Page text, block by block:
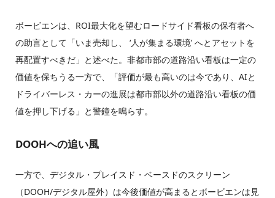
ボービエンは、ROI最大化を望むロードサイド看板の保有者へ
の助言として「いま売却し、 ‘人が集まる環境’ へとアセットを
再配置すべきだ」と述べた。非都市部の道路沿い看板は一定の
価値を保ちうる一方で、「評価が最も高いのは今であり、AIと
ドライバーレス・カーの進展は都市部以外の道路沿い看板の価
値を押し下げる」と警鐘を鳴らす。
DOOHへの追い風
一方で、デジタル・プレイスド・ベースドのスクリーン
（DOOH/デジタル屋外）は今後価値が高まるとボービエンは見